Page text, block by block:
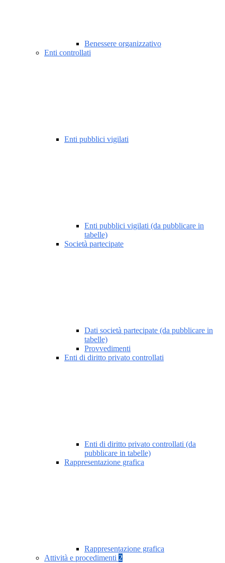
Benessere organizzativo
Enti controllati
Enti pubblici vigilati
Enti pubblici vigilati (da pubblicare in
tabelle)
Società partecipate
Dati società partecipate (da pubblicare in
tabelle)
Provvedimenti
Enti di diritto privato controllati
Enti di diritto privato controllati (da
pubblicare in tabelle)
Rappresentazione grafica
Rappresentazione grafica
Attività e procedimenti 2